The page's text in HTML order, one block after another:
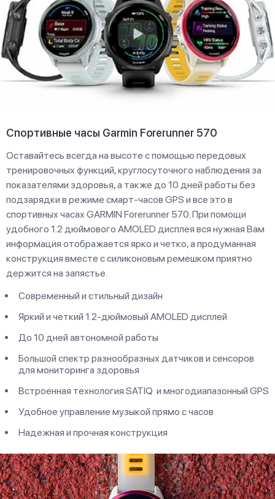
Спортивные часы Garmin Forerunner 570
Оставайтесь всегда на высоте с помощью передовых
тренировочных функций, круглосуточного наблюдения за
показателями здоровья, а также до 10 дней работы без
подзарядки в режиме смарт-часов GPS и все это в
спортивных часах GARMIN Forerunner 570. При помощи
удобного 1.2 дюймового AMOLED дисплея вся нужная Вам
информация отображается ярко и четко, а продуманная
конструкция вместе с силиконовым ремешком приятно
держится на запястье.
Современный и стильный дизайн
Яркий и четкий 1.2-дюймовый AMOLED дисплей
До 10 дней автономной работы
Большой спектр разнообразных датчиков и сенсоров
для мониторинга здоровья
Встроенная технология SATIQ и многодиапазонный GPS
Удобное управление музыкой прямо с часов
Надежная и прочная конструкция